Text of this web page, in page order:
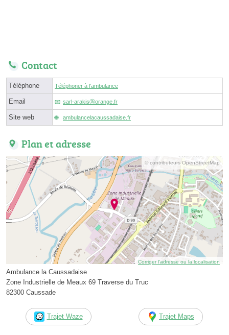
Contact
Téléphone Téléphoner à l'ambulance
Email sarl-arakisⓐorange.fr
Site web ambulancelacaussadaise.fr
Plan et adresse
© contributeurs OpenStreetMap
Corriger l’adresse ou la localisation
Ambulance la Caussadaise
Zone Industrielle de Meaux 69 Traverse du Truc
82300 Caussade
Trajet Waze Trajet Maps